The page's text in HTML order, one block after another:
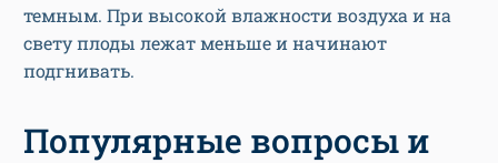
темным. При высокой влажности воздуха и на
свету плоды лежат меньше и начинают
подгнивать.
Популярные вопросы и